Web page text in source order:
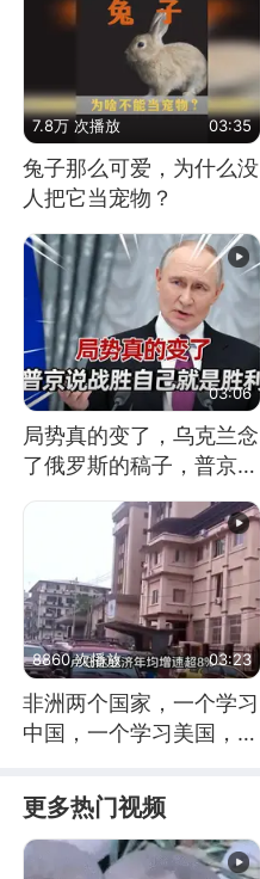
7.8万 次播放 03:35
兔子那么可爱，为什么没
人把它当宠物？
03:06
局势真的变了，乌克兰念
了俄罗斯的稿子，普京说
8860 次播放 03:23
非洲两个国家，一个学习
中国，一个学习美国，结
更多热门视频